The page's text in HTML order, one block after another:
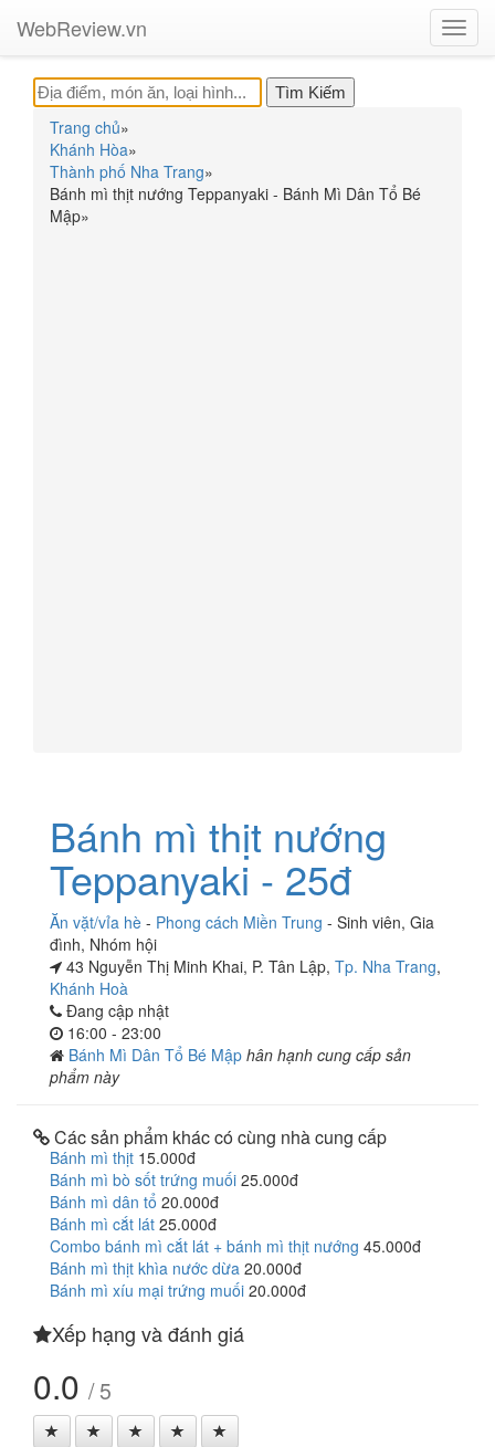
WebReview.vn
Trang chủ»
Khánh Hòa»
Thành phố Nha Trang»
Bánh mì thịt nướng Teppanyaki - Bánh Mì Dân Tổ Bé
Mập»
Bánh mì thịt nướng
Teppanyaki - 25đ
Ăn vặt/vỉa hè - Phong cách Miền Trung - Sinh viên, Gia
đình, Nhóm hội
43 Nguyễn Thị Minh Khai, P. Tân Lập, Tp. Nha Trang,
Khánh Hoà
Đang cập nhật
16:00 - 23:00
Bánh Mì Dân Tổ Bé Mập hân hạnh cung cấp sản
phẩm này
Các sản phẩm khác có cùng nhà cung cấp
Bánh mì thịt 15.000đ
Bánh mì bò sốt trứng muối 25.000đ
Bánh mì dân tổ 20.000đ
Bánh mì cắt lát 25.000đ
Combo bánh mì cắt lát + bánh mì thịt nướng 45.000đ
Bánh mì thịt khìa nước dừa 20.000đ
Bánh mì xíu mại trứng muối 20.000đ
Xếp hạng và đánh giá
0.0 / 5